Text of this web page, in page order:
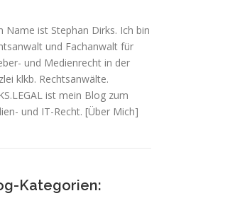
Name ist Stephan Dirks. Ich bin
und Fachanwalt für
und Medienrecht in der
klkb. Rechtsanwälte.
ist mein Blog zum
und IT-Recht. [Über Mich]
Kategorien: